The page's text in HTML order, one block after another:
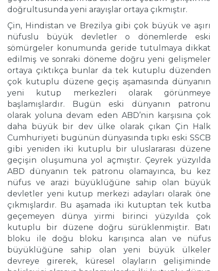
doğrultusunda yeni arayışlar ortaya çıkmıştır.
Çin, Hindistan ve Brezilya gibi çok büyük ve aşırı
nüfuslu büyük devletler o dönemlerde eski
sömürgeler konumunda geride tutulmaya dikkat
edilmiş ve sonraki döneme doğru yeni gelişmeler
ortaya çıktıkça bunlar da tek kutuplu düzenden
çok kutuplu düzene geçiş aşamasında dünyanın
yeni kutup merkezleri olarak görünmeye
başlamışlardır. Bugün eski dünyanın patronu
olarak yoluna devam eden ABD’nin karşısına çok
daha büyük bir dev ülke olarak çıkan Çin Halk
Cumhuriyeti bugünün dünyasında tıpkı eski SSCB
gibi yeniden iki kutuplu bir uluslararası düzene
geçişin oluşumuna yol açmıştır. Çeyrek yüzyılda
ABD dünyanın tek patronu olamayınca, bu kez
nüfus ve arazi büyüklüğüne sahip olan büyük
devletler yeni kutup merkezi adayları olarak öne
çıkmışlardır. Bu aşamada iki kutuptan tek kutba
geçemeyen dünya yirmi birinci yüzyılda çok
kutuplu bir düzene doğru sürüklenmiştir. Batı
bloku ile doğu bloku karışınca alan ve nüfus
büyüklüğüne sahip olan yeni büyük ülkeler
devreye girerek, küresel olayların gelişiminde